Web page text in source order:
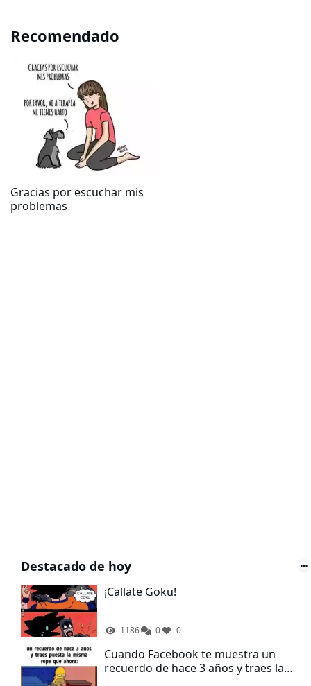
Recomendado
Gracias por escuchar mis
problemas
Destacado de hoy
¡Callate Goku!
1186 0 0
Cuando Facebook te muestra un
recuerdo de hace 3 años y traes la